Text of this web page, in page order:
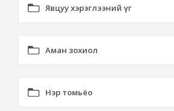
Явцуу хэрэглээний үг
Аман зохиол
Нэр томьёо